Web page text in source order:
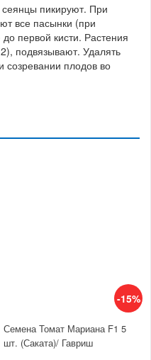
пикируют. При
все пасынки (при
первой кисти. Растения
подвязывают. Удалять
созревании плодов во
-15%
Семена Томат Мариана F1 5
шт. (Саката)/ Гавриш